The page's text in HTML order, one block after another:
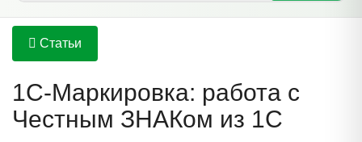
Статьи
1С-Маркировка: работа с
Честным ЗНАКом из 1С